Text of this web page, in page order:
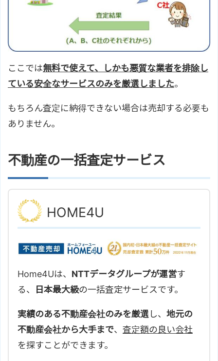
ここでは無料で使えて、しかも悪質な業者を排除し
ている安全なサービスのみを厳選しました。
もちろん査定に納得できない場合は売却する必要も
ありません。
不動産の一括査定サービス
HOME4U
Home4Uは、 NTTデータグループが運営す
る、
日本最大級の一括査定サービスです。
実績のある不動産会社のみを厳選 し、 地元の
不動産会社から大手まで、 査定額の良い会社
を探すことができます。